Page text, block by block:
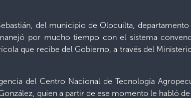
del municipio de Olocuilta, departamento
por mucho tiempo con el sistema
que recibe del Gobierno, a través del
del Centro Nacional de Tecnología
quien a partir de ese momento le habló